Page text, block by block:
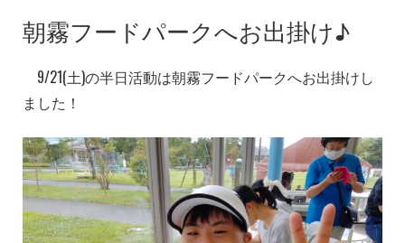
朝霧フードパークへお出掛け♪
9/21(土)の半日活動は朝霧フードパークへお出掛けし
ました！